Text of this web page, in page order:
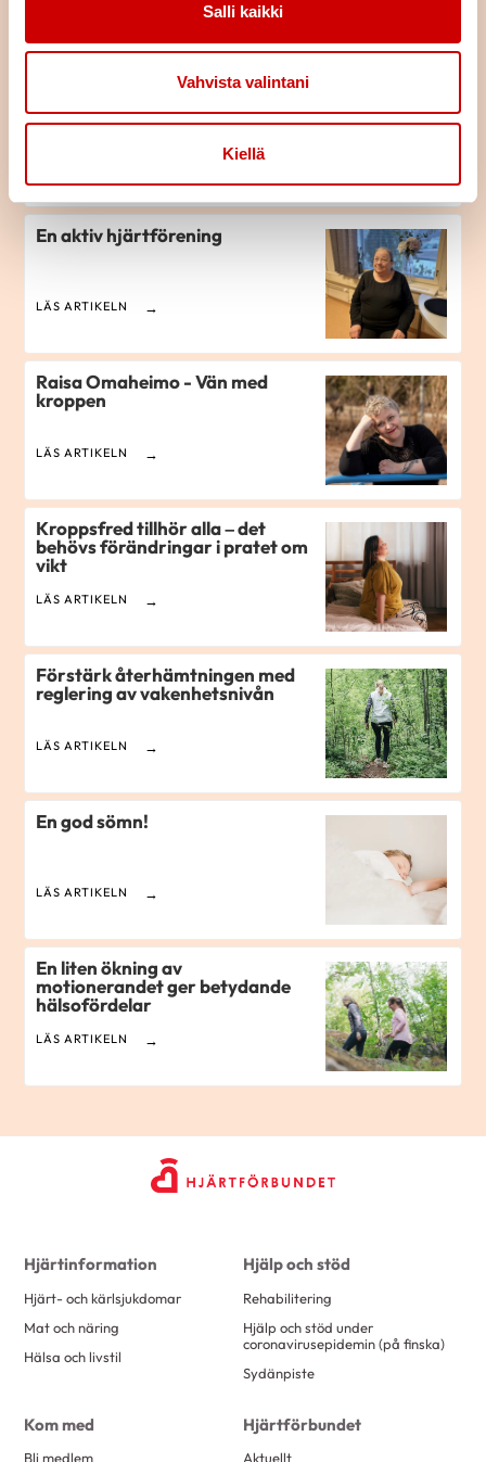
Salli kaikki
Vahvista valintani
Kiellä
Lunch som gör gott
En aktiv hjärtförening
LÄS ARTIKELN
Raisa Omaheimo - Vän med
kroppen
LÄS ARTIKELN
Kroppsfred tillhör alla – det
behövs förändringar i pratet om
vikt
LÄS ARTIKELN
Förstärk återhämtningen med
reglering av vakenhetsnivån
LÄS ARTIKELN
En god sömn!
LÄS ARTIKELN
En liten ökning av
motionerandet ger betydande
hälsofördelar
LÄS ARTIKELN
Hjärtinformation
Hjärt- och kärlsjukdomar
Mat och näring
Hälsa och livstil
Hjälp och stöd
Rehabilitering
Hjälp och stöd under
coronavirusepidemin (på finska)
Sydänpiste
Kom med
Bli medlem
Hjärtförbundet
Aktuellt